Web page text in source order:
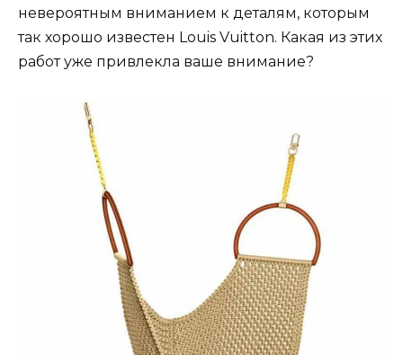
невероятным вниманием к деталям, которым
так хорошо известен Louis Vuitton. Какая из этих
работ уже привлекла ваше внимание?